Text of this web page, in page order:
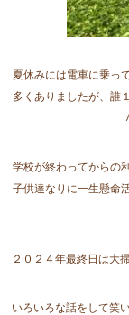
夏休みには電車に乗っ
多くありましたが、誰
学校が終わってからの
子供達なりに一生懸命
２０２４年最終日は大
いろいろな話をして笑